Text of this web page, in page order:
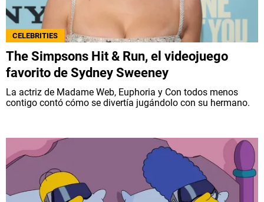
CELEBRITIES
The Simpsons Hit & Run, el videojuego
favorito de Sydney Sweeney
La actriz de Madame Web, Euphoria y Con todos menos
contigo contó cómo se divertía jugándolo con su hermano.